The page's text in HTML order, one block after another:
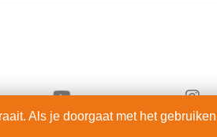
Als je doorgaat met het